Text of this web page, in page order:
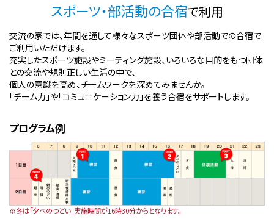
スポーツ・部活動の合宿で利用
交流の家では、年間を通して様々なスポーツ団体や部活動での合宿で
ご利用いただけます。
充実したスポーツ施設やミーティング施設、いろいろな目的をもつ団体
との交流や規則正しい生活の中で、
個人の意識を高め、チームワークを深めてみませんか。
「チーム力」や「コミュニケーション力」を養う合宿をサポートします。
プログラム例
※冬は「夕べのつどい」実施時間が16時30分からとなります。